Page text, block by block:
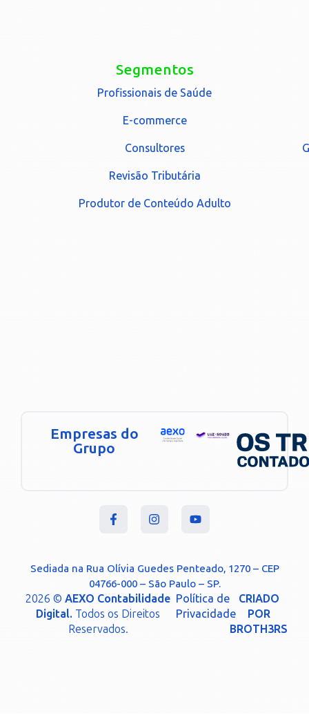
Segmentos
Profissionais de Saúde
E-commerce
Consultores
Revisão Tributária
Produtor de Conteúdo Adulto
Empresas do
Grupo
Sediada na Rua Olívia Guedes Penteado, 1270 – CEP
04766-000 – São Paulo – SP.
2026 ©AEXO Contabilidade
Digital. Todos os Direitos
Reservados.
Política de
Privacidade
CRIADO
POR
BROTH3RS